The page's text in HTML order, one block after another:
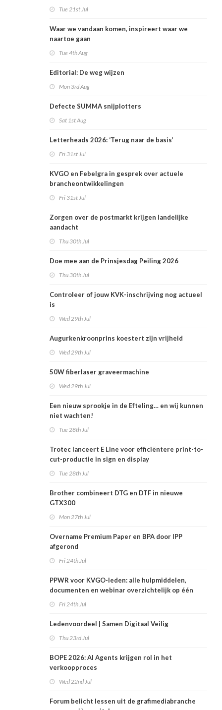
Tue 21st Jul
Waar we vandaan komen, inspireert waar we
naartoe gaan
Tue 4th Aug
Editorial: De weg wijzen
Mon 3rd Aug
Defecte SUMMA snijplotters
Sat 1st Aug
Letterheads 2026: ‘Terug naar de basis’
Fri 31st Jul
KVGO en Febelgra in gesprek over actuele
brancheontwikkelingen
Fri 31st Jul
Zorgen over de postmarkt krijgen landelijke
aandacht
Thu 30th Jul
Doe mee aan de Prinsjesdag Peiling 2026
Thu 30th Jul
Controleer of jouw KVK-inschrijving nog actueel
is
Wed 29th Jul
Augurkenkroonprins koestert zijn vrijheid
Wed 29th Jul
50W fiberlaser graveermachine
Wed 29th Jul
Een nieuw sprookje in de Efteling… en wij kunnen
niet wachten!
Tue 28th Jul
Trotec lanceert E Line voor efficiëntere print-to-
cut-productie in sign en display
Tue 28th Jul
Brother combineert DTG en DTF in nieuwe
GTX300
Mon 27th Jul
Overname Premium Paper en BPA door IPP
afgerond
Fri 24th Jul
PPWR voor KVGO-leden: alle hulpmiddelen,
documenten en webinar overzichtelijk op één
Fri 24th Jul
Ledenvoordeel | Samen Digitaal Veilig
Thu 23rd Jul
BOPE 2026: AI Agents krijgen rol in het
verkoopproces
Wed 22nd Jul
Forum belicht lessen uit de grafimediabranche